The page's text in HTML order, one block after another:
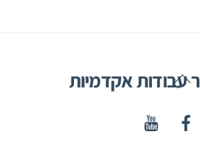
Back
Top
אקדמיות